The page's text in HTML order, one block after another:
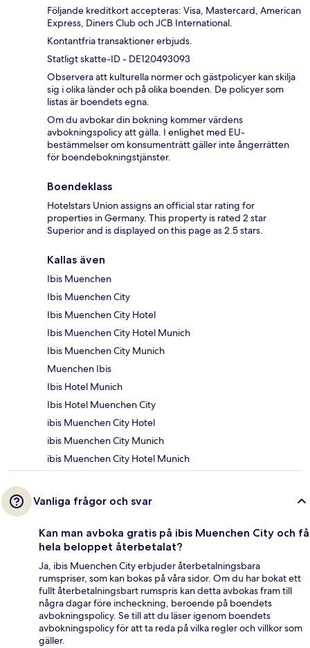
Följande kreditkort accepteras: Visa, Mastercard, American
Express, Diners Club och JCB International.
Kontantfria transaktioner erbjuds.
Statligt skatte-ID - DE120493093
Observera att kulturella normer och gästpolicyer kan skilja
sig i olika länder och på olika boenden. De policyer som
listas är boendets egna.
Om du avbokar din bokning kommer värdens
avbokningspolicy att gälla. I enlighet med EU-
bestämmelser om konsumenträtt gäller inte ångerrätten
för boendebokningstjänster.
Boendeklass
Hotelstars Union assigns an official star rating for
properties in Germany. This property is rated 2 star
Superior and is displayed on this page as 2.5 stars.
Kallas även
Ibis Muenchen
Ibis Muenchen City
Ibis Muenchen City Hotel
Ibis Muenchen City Hotel Munich
Ibis Muenchen City Munich
Muenchen Ibis
Ibis Hotel Munich
Ibis Hotel Muenchen City
ibis Muenchen City Hotel
ibis Muenchen City Munich
ibis Muenchen City Hotel Munich
Vanliga frågor och svar
Kan man avboka gratis på ibis Muenchen City och få
hela beloppet återbetalat?
Ja, ibis Muenchen City erbjuder återbetalningsbara
rumspriser, som kan bokas på våra sidor. Om du har bokat ett
fullt återbetalningsbart rumspris kan detta avbokas fram till
några dagar före incheckning, beroende på boendets
avbokningspolicy. Se till att du läser igenom boendets
avbokningspolicy för att ta reda på vilka regler och villkor som
gäller.